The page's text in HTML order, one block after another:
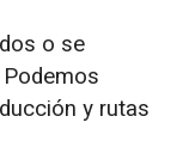
o se
y rutas